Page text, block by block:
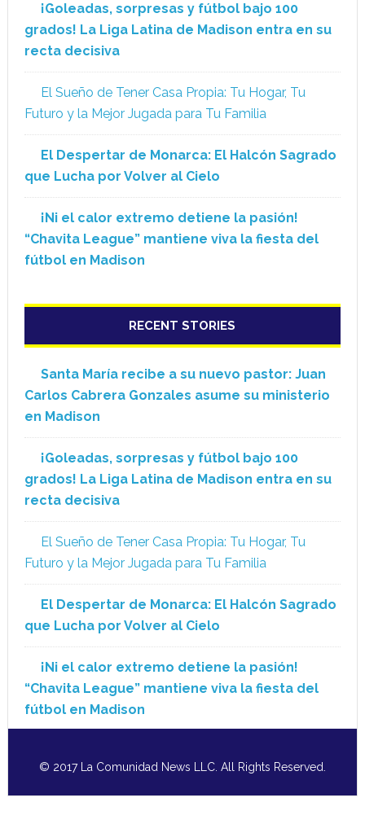
¡Goleadas, sorpresas y fútbol bajo 100
grados! La Liga Latina de Madison entra en su
recta decisiva
El Sueño de Tener Casa Propia: Tu Hogar, Tu
Futuro y la Mejor Jugada para Tu Familia
El Despertar de Monarca: El Halcón Sagrado
que Lucha por Volver al Cielo
¡Ni el calor extremo detiene la pasión!
“Chavita League” mantiene viva la fiesta del
fútbol en Madison
RECENT STORIES
Santa María recibe a su nuevo pastor: Juan
Carlos Cabrera Gonzales asume su ministerio
en Madison
¡Goleadas, sorpresas y fútbol bajo 100
grados! La Liga Latina de Madison entra en su
recta decisiva
El Sueño de Tener Casa Propia: Tu Hogar, Tu
Futuro y la Mejor Jugada para Tu Familia
El Despertar de Monarca: El Halcón Sagrado
que Lucha por Volver al Cielo
¡Ni el calor extremo detiene la pasión!
“Chavita League” mantiene viva la fiesta del
fútbol en Madison
© 2017 La Comunidad News LLC. All Rights Reserved.